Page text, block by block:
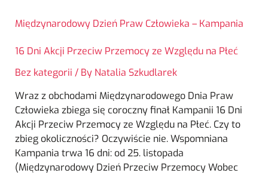
Międzynarodowy Dzień Praw Człowieka – Kampania
16 Dni Akcji Przeciw Przemocy ze Względu na Płeć
Bez kategorii / By Natalia Szkudlarek
Wraz z obchodami Międzynarodowego Dnia Praw
Człowieka zbiega się coroczny finał Kampanii 16 Dni
Akcji Przeciw Przemocy ze Względu na Płeć. Czy to
zbieg okoliczności? Oczywiście nie. Wspomniana
Kampania trwa 16 dni: od 25. listopada
(Międzynarodowy Dzień Przeciw Przemocy Wobec